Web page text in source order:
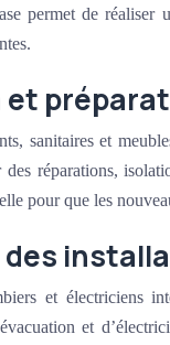
permet de
et
sanitaires et
des réparations,
pour que les
des
et électriciens
et